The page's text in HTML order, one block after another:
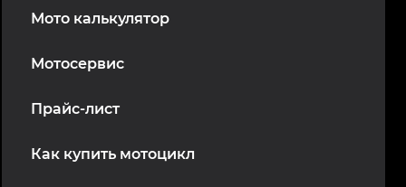
Мото калькулятор
Мотосервис
Прайс-лист
Как купить мотоцикл